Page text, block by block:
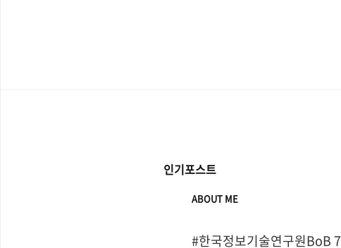
인기포스트
ABOUT ME
#한국정보기술연구원BoB 7